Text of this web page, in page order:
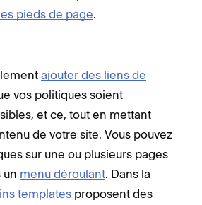
pieds de page.
ajouter des liens de
vos politiques soient
et ce, tout en mettant
de votre site. Vous pouvez
sur une ou plusieurs pages
un menu déroulant. Dans la
templates proposent des